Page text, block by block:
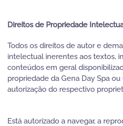
Direitos de Propriedade
Todos os direitos de autor e
intelectual inerentes aos textos,
conteúdos em geral
propriedade da Gena Day Spa
autorização do respectivo
Está autorizado a navegar, a